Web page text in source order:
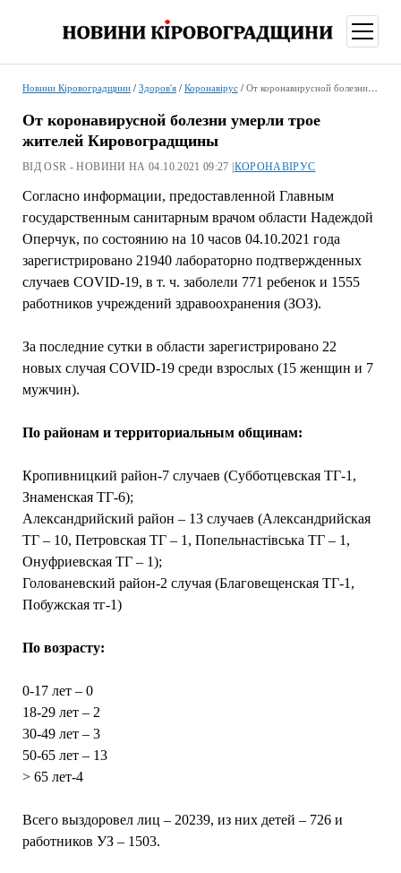
меню
Новини Кіровоградщини/ Здоров'я/ Коронавірус/ От коронавирусной болезни умерли трое жителей Кировоградщины
От коронавирусной болезни умерли трое
жителей Кировоградщины
ВІД OSR - НОВИНИ НА 04.10.2021 09:27 |КОРОНАВІРУС
Согласно информации, предоставленной Главным
государственным санитарным врачом области Надеждой
Оперчук, по состоянию на 10 часов 04.10.2021 года
зарегистрировано 21940 лабораторно подтвержденных
случаев COVID-19, в т. ч. заболели 771 ребенок и 1555
работников учреждений здравоохранения (ЗОЗ).
За последние сутки в области зарегистрировано 22
новых случая СOVID-19 среди взрослых (15 женщин и 7
мужчин).
По районам и территориальным общинам:
Кропивницкий район-7 случаев (Субботцевская ТГ-1,
Знаменская ТГ-6);
Александрийский район – 13 случаев (Александрийская
ТГ – 10, Петровская ТГ – 1, Попельнастівська ТГ – 1,
Онуфриевская ТГ – 1);
Голованевский район-2 случая (Благовещенская ТГ-1,
Побужская тг-1)
По возрасту:
0-17 лет – 0
18-29 лет – 2
30-49 лет – 3
50-65 лет – 13
> 65 лет-4
Всего выздоровел лиц – 20239, из них детей – 726 и
работников УЗ – 1503.